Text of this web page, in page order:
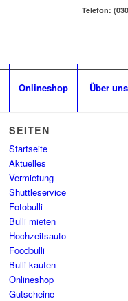
Telefon:
Onlineshop Über uns
SEITEN
Startseite
Aktuelles
Vermietung
Shuttleservice
Fotobulli
Bulli mieten
Hochzeitsauto
Foodbulli
Bulli kaufen
Onlineshop
Gutscheine